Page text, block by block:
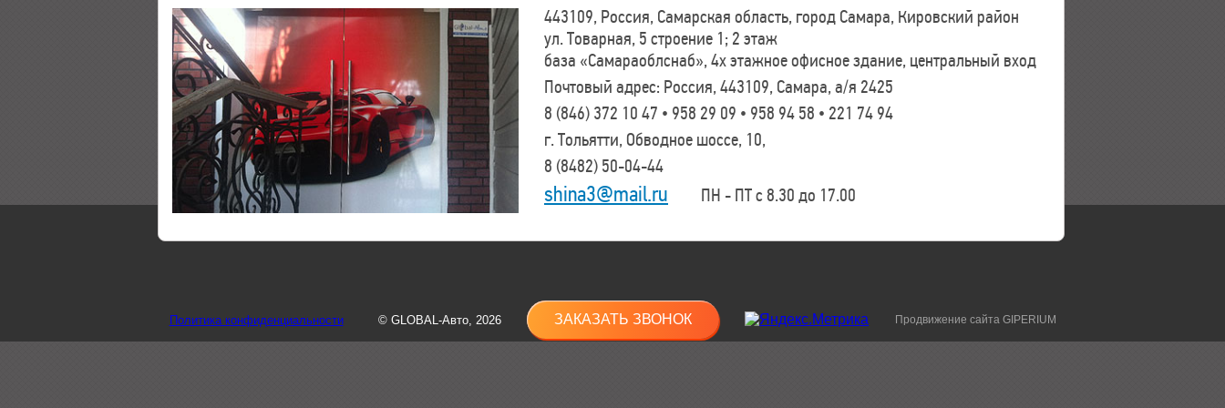
443109, Россия, Самарская область, город Самара, Кировский район
ул. Товарная, 5 строение 1; 2 этаж
база «Самараоблснаб», 4х этажное офисное здание, центральный вход
Почтовый адрес: Россия, 443109, Самара, а/я 2425
8 (846) 372 10 47 • 958 29 09 • 958 94 58 • 221 74 94
г. Тольятти, Обводное шоссе, 10,
8 (8482) 50-04-44
shina3@mail.ru ПН - ПТ с 8.30 до 17.00
Политика конфиденциальности © GLOBAL-Авто, 2026 ЗАКАЗАТЬ ЗВОНОК Продвижение сайта GIPERIUM